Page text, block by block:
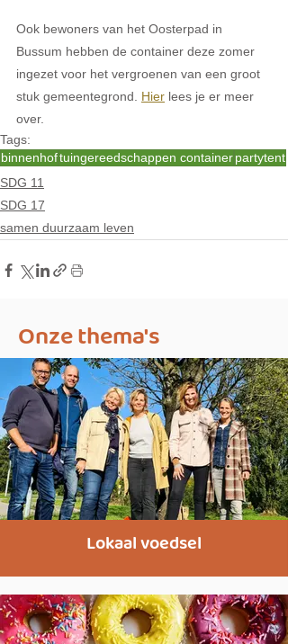
Ook bewoners van het Oosterpad in
Bussum hebben de container deze zomer
ingezet voor het vergroenen van een groot
stuk gemeentegrond. Hier lees je er meer
over.
Tags:
binnenhoftuingereedschappen containerpartytent
SDG 11
SDG 17
samen duurzaam leven
Onze thema's
Lokaal voedsel